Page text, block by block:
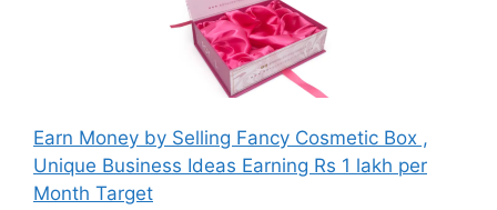
Earn Money by Selling Fancy Cosmetic Box ,
Unique Business Ideas Earning Rs 1 lakh per
Month Target